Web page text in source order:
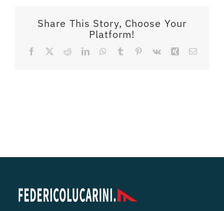
Share This Story, Choose Your
Platform!
Facebook RedditLinkedInWhatsApp
Tumblr Pinterest
Vk Xing Email